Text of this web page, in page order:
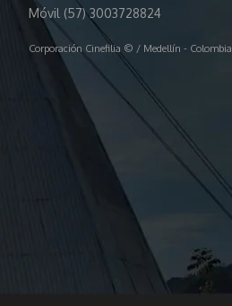
Móvil (57) 3003728824
Corporación Cinefilia © / Medellín - Colombia